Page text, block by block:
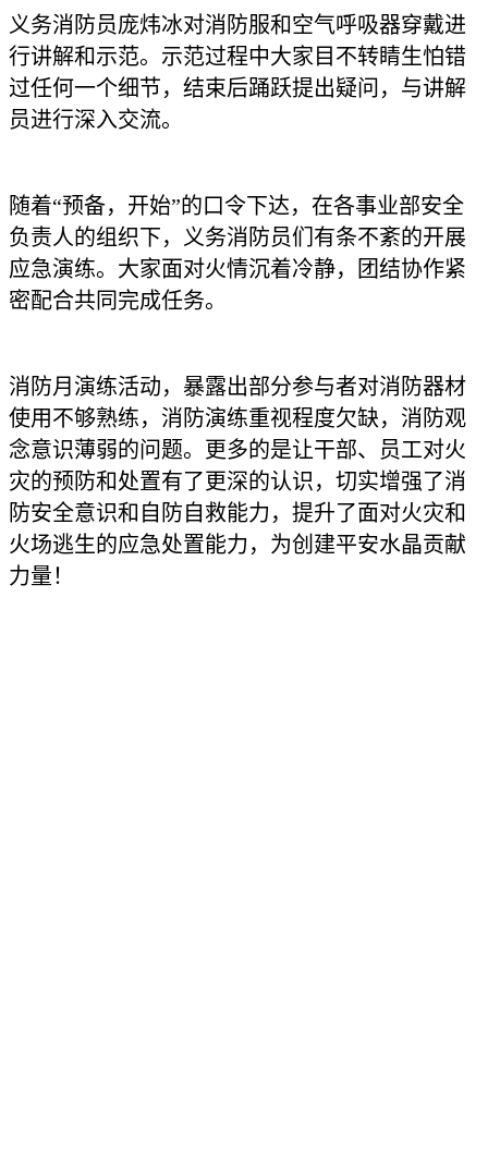
义务消防员庞炜冰对消防服和空气呼吸器穿戴进
行讲解和示范。示范过程中大家目不转睛生怕错
过任何一个细节，结束后踊跃提出疑问，与讲解
员进行深入交流。
随着“预备，开始”的口令下达，在各事业部安全
负责人的组织下，义务消防员们有条不紊的开展
应急演练。大家面对火情沉着冷静，团结协作紧
密配合共同完成任务。
消防月演练活动，暴露出部分参与者对消防器材
使用不够熟练，消防演练重视程度欠缺，消防观
念意识薄弱的问题。更多的是让干部、员工对火
灾的预防和处置有了更深的认识，切实增强了消
防安全意识和自防自救能力，提升了面对火灾和
火场逃生的应急处置能力，为创建平安水晶贡献
力量！